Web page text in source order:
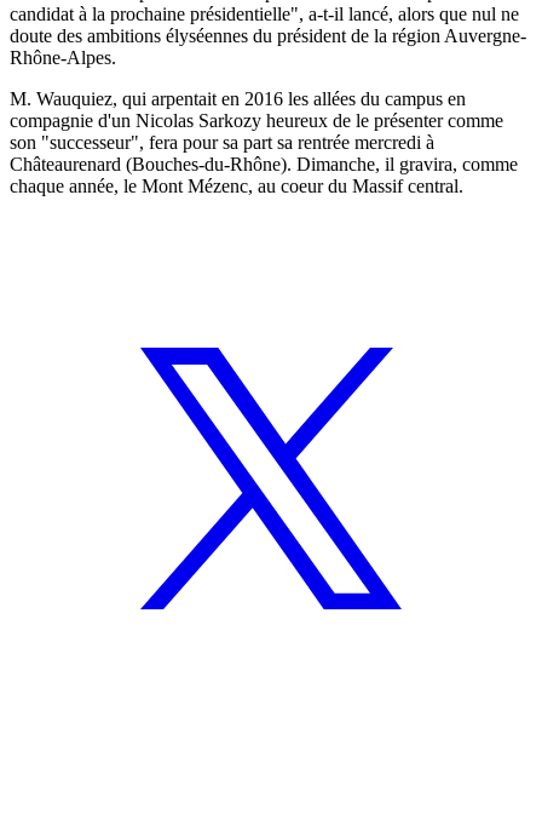
candidat à la prochaine présidentielle", a-t-il lancé, alors que nul ne
doute des ambitions élyséennes du président de la région Auvergne-
Rhône-Alpes.
M. Wauquiez, qui arpentait en 2016 les allées du campus en
compagnie d'un Nicolas Sarkozy heureux de le présenter comme
son "successeur", fera pour sa part sa rentrée mercredi à
Châteaurenard (Bouches-du-Rhône). Dimanche, il gravira, comme
chaque année, le Mont Mézenc, au coeur du Massif central.